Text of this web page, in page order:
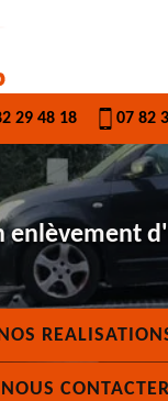
29 48 18 07 82
enlèvement
NOS
NOUS CONTACTER